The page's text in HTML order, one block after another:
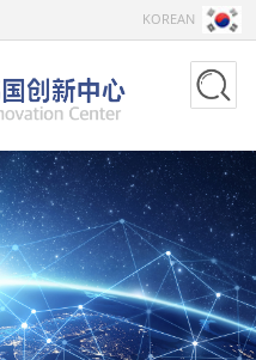
KOREAN